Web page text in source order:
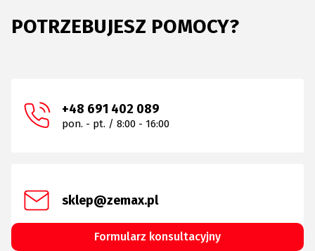
POTRZEBUJESZ POMOCY?
+48 691 402 089
pon. - pt. / 8:00 - 16:00
sklep@zemax.pl
Formularz konsultacyjny